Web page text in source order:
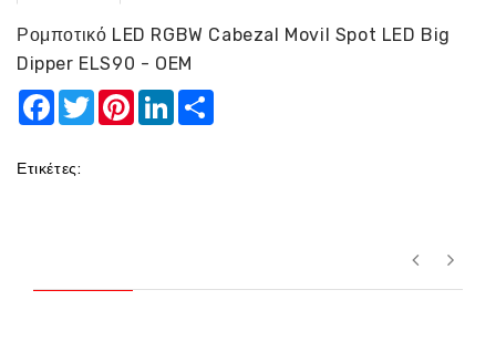
Ρομποτικό LED RGBW Cabezal Movil Spot LED Big
Dipper ELS90 - OEM
Facebook
TwitterPinterestLinkedIn
Ετικέτες: